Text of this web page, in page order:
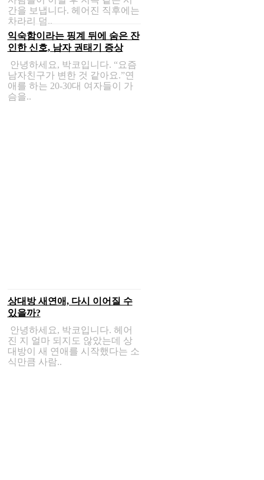
간을 보냅니다. 헤어진 직후에는
차라리 덤..
익숙함이라는 핑계 뒤에 숨은 잔
인한 신호, 남자 권태기 증상
안녕하세요, 박코입니다. “요즘
남자친구가 변한 것 같아요.”연
애를 하는 20-30대 여자들이 가
슴을..
상대방 새연애, 다시 이어질 수
있을까?
안녕하세요, 박코입니다. 헤어
진 지 얼마 되지도 않았는데 상
대방이 새 연애를 시작했다는 소
식만큼 사람..